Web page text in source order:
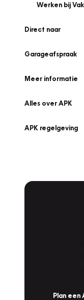
Werken bij
Direct naar
Garageafspraak
Meer informatie
Alles over APK
APK regelgeving
Plan een